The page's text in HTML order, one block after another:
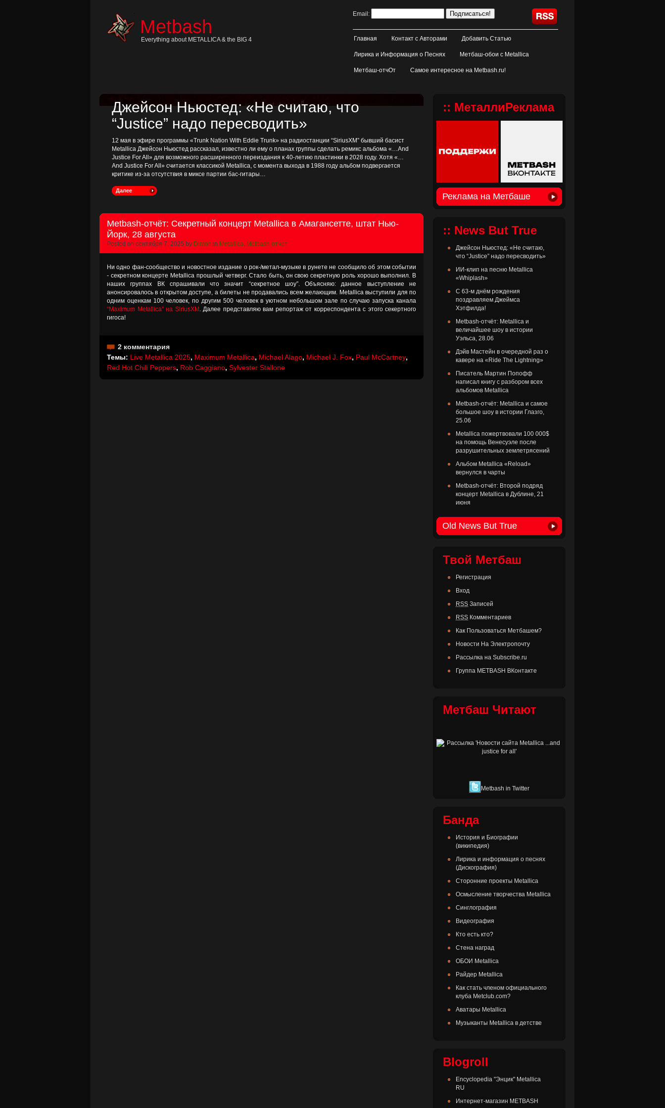
Metbash
Everything about METALLICA & the BIG 4
Email:
Главная Контакт с Авторами Добавить Статью
Лирика и Информация о Песнях Метбаш-обои с Metallica
Метбаш-отчОт Самое интересное на Metbash.ru!
Джейсон Ньюстед: «Не считаю, что
“Justice” надо пересводить»
12 мая в эфире программы «Trunk Nation With Eddie Trunk» на радиостанции “SiriusXM” бывший басист
Metallica Джейсон Ньюстед рассказал, известно ли ему о планах группы сделать ремикс альбома «…And
Justice For All» для возможного расширенного переиздания к 40-летию пластинки в 2028 году. Хотя «…
And Justice For All» считается классикой Metallica, с момента выхода в 1988 году альбом подвергается
критике из-за отсутствия в миксе партии бас-гитары…
Далее
Metbash-отчёт: Секретный концерт Metallica в Амагансетте, штат Нью-
Йорк, 28 августа
Posted on сентября 7, 2025 by Dimon in Metallica, Metbash-отчет
Ни одно фан-сообщество и новостное издание о рок-/метал-музыке в рунете не сообщило об этом событии
- секретном концерте Metallica прошлый четверг. Стало быть, он свою секретную роль хорошо выполнил. В
наших группах ВК спрашивали что значит “секретное шоу”. Объясняю: данное выступление не
анонсировалось в открытом доступе, а билеты не продавались всем желающим. Metallica выступили для по
одним оценкам 100 человек, по другим 500 человек в уютном небольшом зале по случаю запуска канала
“Maximum Metallica” на SiriusXM . Далее представляю вам репортаж от корреспондента с этого секертного
гигоса!
2 комментария
Темы: Live Metallica 2025, Maximum Metallica, Michael Alago, Michael J. Fox, Paul McCartney,
Red Hot Chili Peppers, Rob Caggiano, Sylvester Stallone
:: МеталлиРеклама
Реклама на Метбаше
:: News But True
Джейсон Ньюстед: «Не считаю,
что “Justice” надо пересводить»
ИИ-клип на песню Metallica
«Whiplash»
С 63-м днём рождения
поздравляем Джеймса
Хэтфилда!
Metbash-отчёт: Metallica и
величайшее шоу в истории
Уэльса, 28.06
Дэйв Мастейн в очередной раз о
кавере на «Ride The Lightning»
Писатель Мартин Попофф
написал книгу с разбором всех
альбомов Metallica
Metbash-отчёт: Metallica и самое
большое шоу в истории Глазго,
25.06
Metallica пожертвовали 100 000$
на помощь Венесуэле после
разрушительных землетрясений
Альбом Metallica «Reload»
вернулся в чарты
Metbash-отчёт: Второй подряд
концерт Metallica в Дублине, 21
июня
Old News But True
Твой Метбаш
Регистрация
Вход
RSS Записей
RSS Комментариев
Как Пользоваться Метбашем?
Новости На Электропочту
Рассылка на Subscribe.ru
Группа METBASH ВКонтакте
Метбаш Читают
Metbash in Twitter
Банда
История и Биографии
(википедия)
Лирика и информация о песнях
(Дискография)
Сторонние проекты Metallica
Осмысление творчества Metallica
Синглография
Видеография
Кто есть кто?
Стена наград
ОБОИ Metallica
Райдер Metallica
Как стать членом официального
клуба Metclub.com?
Аватары Metallica
Музыканты Metallica в детстве
Blogroll
Encyclopedia "Энцик" Metallica
RU
Интернет-магазин METBASH